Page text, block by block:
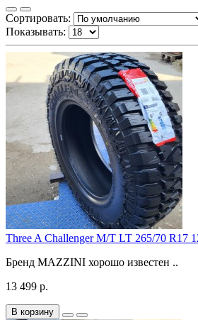
Сортировать:
Показывать:
Three A Challenger M/T LT 265/70 R17
Бренд MAZZINI хорошо известен ..
13 499 р.
В корзину